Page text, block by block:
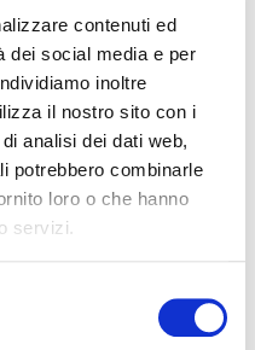
contenuti ed
dei social media e per
inoltre
il nostro sito con i
analisi dei dati web,
potrebbero combinarle
loro o che hanno
servizi.
aziendale nel